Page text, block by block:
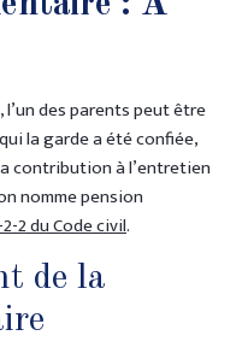
des parents peut être
la garde a été confiée,
contribution à l’entretien
nomme pension
2 du Code civil.
de la